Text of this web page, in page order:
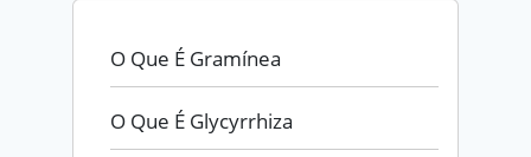
O Que É Gramínea
O Que É Glycyrrhiza